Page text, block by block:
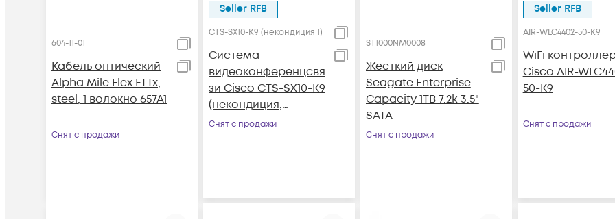
604-11-01
Кабель оптический
Alpha Mile Flex FTTx,
steel, 1 волокно 657A1
Снят с продажи
Seller RFB
CTS-SX10-K9 (некондиция 1)
Система
видеоконференцсвя
зи Cisco CTS-SX10-K9
(некондиция,
косметические
Снят с продажи
ST1000NM0008
Жесткий диск
Seagate Enterprise
Capacity 1TB 7.2k 3.5"
SATA
Снят с продажи
Seller RFB
AIR-WLC4402-50-K9
WiFi
Cisco AIR-
50-K9
Снят с продажи